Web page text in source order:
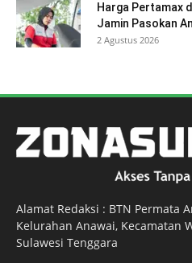
Harga Pertamax
Jamin Pasokan
2 Agustus 2026
Alamat Redaksi : BTN Permata
Kelurahan Anawai, Kecamatan
Sulawesi Tenggara